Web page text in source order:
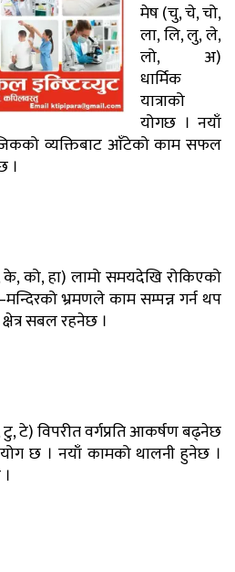
मेष (चु, चे, चो,
ला, लि, लु, ले,
लो, अ)
धार्मिक
यात्राको
योगछ । नयाँ
व्यक्तिबाट आँटेको काम सफल
।
को, हा) लामो समयदेखि रोकिएको
भ्रमणले काम सम्पन्न गर्न थप
क्षेत्र सबल रहनेछ ।
टु, टे) विपरीत वर्गप्रति आकर्षण बढ्नेछ
छ । नयाँ कामको थालनी हुनेछ ।